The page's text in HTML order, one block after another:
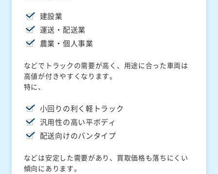
建設業
運送・配送業
農業・個人事業
などでトラックの需要が高く、用途に合った車両は
高値が付きやすくなります。
特に、
小回りの利く軽トラック
汎用性の高い平ボディ
配送向けのバンタイプ
などは安定した需要があり、買取価格も落ちにくい
傾向にあります。